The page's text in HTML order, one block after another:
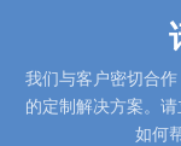
我们与客户密切合
的定制解决方案。
如何